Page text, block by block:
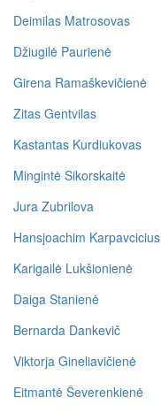
Deimilas Matrosovas
Džiugilė Paurienė
Girena Ramaškevičienė
Zitas Gentvilas
Kastantas Kurdiukovas
Mingintė Sikorskaitė
Jura Zubrilova
Hansjoachim Karpavcicius
Karigailė Lukšionienė
Daiga Stanienė
Bernarda Dankevič
Viktorja Gineliavičienė
Eitmantė Ševerenkienė